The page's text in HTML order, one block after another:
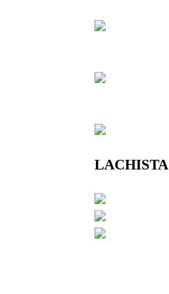
LACHISTA